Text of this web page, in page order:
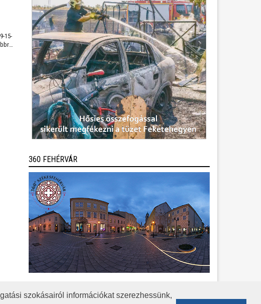
szokásairól információkat szerezhessünk,
15-
360 FEHÉRVÁR
KÖZÉRDEKŰ ADATOK ADATVÉDELEM